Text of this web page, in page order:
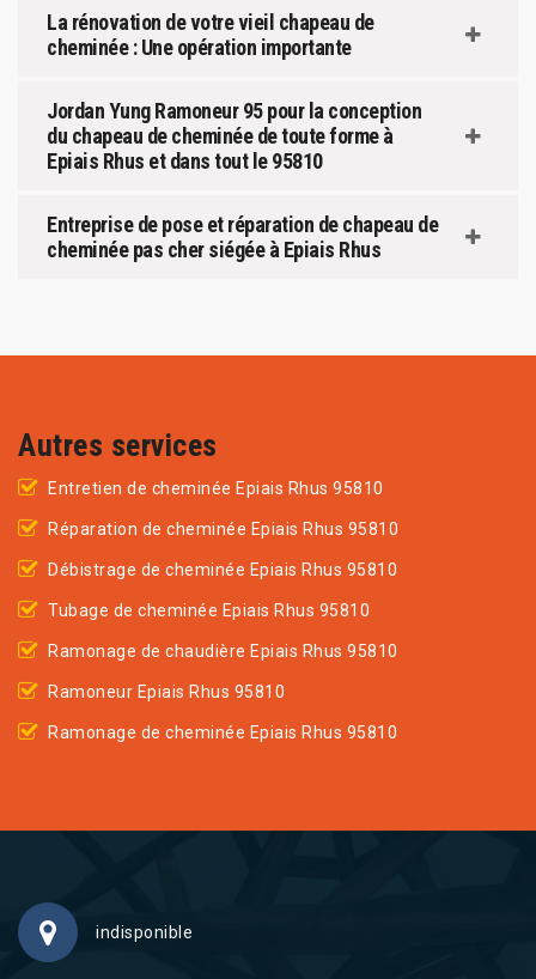
La rénovation de votre vieil chapeau de
cheminée : Une opération importante
Jordan Yung Ramoneur 95 pour la conception
du chapeau de cheminée de toute forme à
Epiais Rhus et dans tout le 95810
Entreprise de pose et réparation de chapeau de
cheminée pas cher siégée à Epiais Rhus
Autres services
Entretien de cheminée Epiais Rhus 95810
Réparation de cheminée Epiais Rhus 95810
Débistrage de cheminée Epiais Rhus 95810
Tubage de cheminée Epiais Rhus 95810
Ramonage de chaudière Epiais Rhus 95810
Ramoneur Epiais Rhus 95810
Ramonage de cheminée Epiais Rhus 95810
indisponible